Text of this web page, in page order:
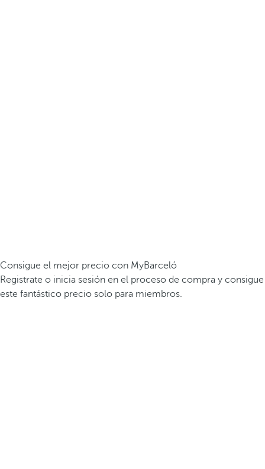
Consigue el mejor precio con MyBarceló
Registrate o inicia sesión en el proceso de compra y consigue
este fantástico precio solo para miembros.